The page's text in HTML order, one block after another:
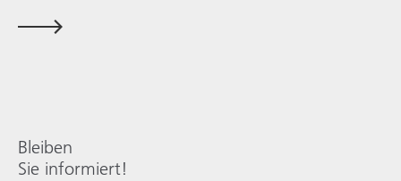
Bleiben
Sie informiert!